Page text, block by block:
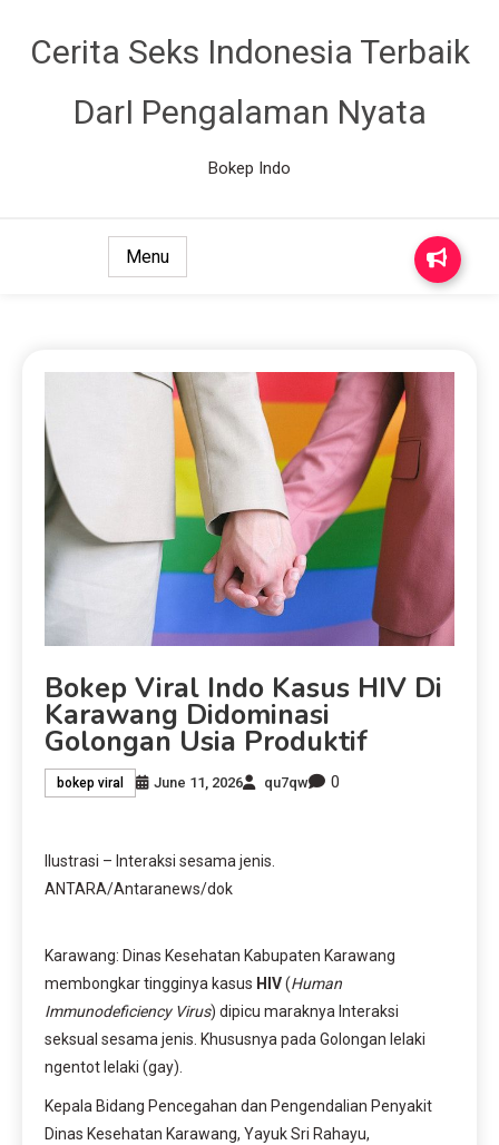
Cerita Seks Indonesia Terbaik
DarI Pengalaman Nyata
Bokep Indo
Menu
Bokep Viral Indo Kasus HIV Di
Karawang Didominasi
Golongan Usia Produktif
bokep viral June 11, 2026 qu7qw 0
Ilustrasi – Interaksi sesama jenis.
ANTARA/Antaranews/dok
Karawang: Dinas Kesehatan Kabupaten Karawang
membongkar tingginya kasus HIV(Human
Immunodeficiency Virus) dipicu maraknya Interaksi
seksual sesama jenis. Khususnya pada Golongan lelaki
ngentot lelaki (gay).
Kepala Bidang Pencegahan dan Pengendalian Penyakit
Dinas Kesehatan Karawang, Yayuk Sri Rahayu,